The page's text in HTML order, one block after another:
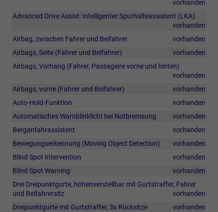
vorhanden
Advanced Drive Assist: Intelligenter Spurhalteassistent (LKA)
vorhanden
Airbag, zwischen Fahrer und Beifahrer
vorhanden
Airbags, Seite (Fahrer und Beifahrer)
vorhanden
Airbags, Vorhang (Fahrer, Passagiere vorne und hinten)
vorhanden
Airbags, vorne (Fahrer und Beifahrer)
vorhanden
Auto-Hold-Funktion
vorhanden
Automatisches Warnblinklicht bei Notbremsung
vorhanden
Berganfahrassistent
vorhanden
Bewegungserkennung (Moving Object Detection)
vorhanden
Blind Spot Intervention
vorhanden
Blind Spot Warning
vorhanden
Drei Dreipunktgurte, höhenverstellbar mit Gurtstraffer, Fahrer
und Beifahrersitz
vorhanden
Dreipunktgurte mit Gurtstraffer, 3x Rücksitze
vorhanden